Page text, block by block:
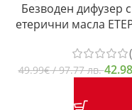
Безводен дифузер
етерични масла
49.99€/ 97.77 лв.42.98